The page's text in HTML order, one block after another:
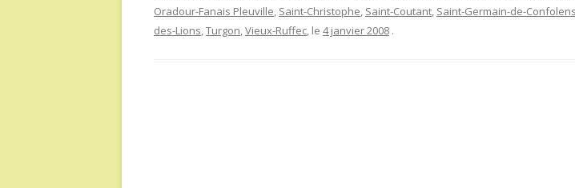
Oradour-Fanais Pleuville, Saint-Christophe, Saint-Coutant, Saint-Germain-de-Confolens
des-Lions,Turgon,Vieux-Ruffec, le 4 janvier 2008 .